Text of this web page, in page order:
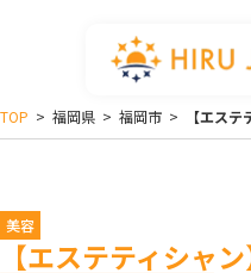
TOP > 福岡県 > 福岡市 > 【エス
美容
【エステティシャ